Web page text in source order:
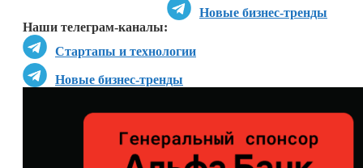
Новые бизнес-тренды
Наши телеграм-каналы:
Стартапы и технологии
Новые бизнес-тренды